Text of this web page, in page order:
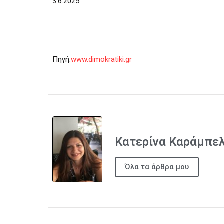
Πηγή:www.dimokratiki.gr
Κατερίνα
Όλα τα άρθρα μου